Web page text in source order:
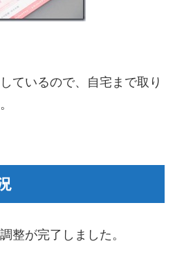
ているので、自宅まで取り
整が完了しました。